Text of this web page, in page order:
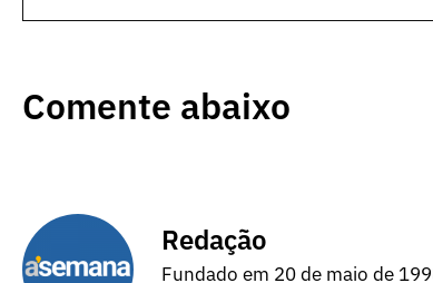
Comente abaixo
Redação
Fundado em 20 de maio de